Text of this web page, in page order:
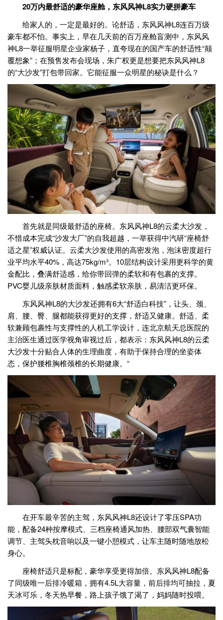
20万内最舒适的豪华座舱，东风风神L8实力硬拼豪车
给家人的，一定是最好的。论舒适，东风风神L8连百万级
豪车都不怕。事实上，早在几天前的百万座舱盲测中，东风风
神L8一举征服明星企业家杨子，直夸现在的国产车的舒适性“颠
覆想象”；在预售发布会现场，朱广权更是想要把东风风神L8
的“大沙发”打包带回家。它能征服一众明星的秘诀是什么？
首先就是同级最舒适的座椅。东风风神L8的云柔大沙发，
不惜成本完成“沙发大厂”的自我超越，一举获得中汽研“座椅舒
适之星”权威认证。云柔大沙发使用的高密发泡，泡沫密度超行
业平均水平40%，高达75kg/m³。10层结构设计采用更科学的黄
金配比，叠满舒适感，给你带回弹的柔软和有包裹的支撑。
PVC婴儿级亲肤材质面料，触感柔软亲肤，易清洁更环保。
东风风神L8的大沙发还拥有6大“舒适白科技”，让头、颈、
肩、腰、臀、腿都能获得更好的支撑，舒适又健康。舒适、柔
软兼顾包裹性与支撑性的人机工学设计，连北京航天总医院的
主治医生通过医学视角审视过后，都表示：东风风神L8的云柔
大沙发十分贴合人体的生理曲度，有助于保持合理的坐姿体
态，保护腰椎胸椎颈椎的长期健康。“
在开车最辛苦的主驾，东风风神L8还设计了零压SPA功
能，配备24种按摩模式、三档座椅通风加热、腰部双气囊智能
调节、主驾头枕音响以及一键小憩模式，让车主随时随地放松
身心。
座椅舒适只是标配，豪华享受更得加倍。东风风神L8配备
了同级唯一后排冷暖箱，拥有4.5L大容量，前后排均可抽拉，夏
天冰可乐，冬天热早餐，路上孩子饿了渴了，妈妈随时投喂。